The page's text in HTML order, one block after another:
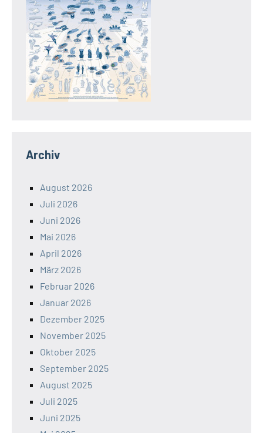
Archiv
August 2026
Juli 2026
Juni 2026
Mai 2026
April 2026
März 2026
Februar 2026
Januar 2026
Dezember 2025
November 2025
Oktober 2025
September 2025
August 2025
Juli 2025
Juni 2025